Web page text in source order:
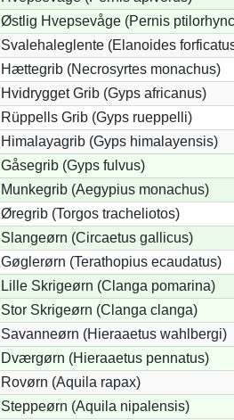
Østlig Hvepsevåge (Pernis
Svalehaleglente (Elanoides
Hættegrib (Necrosyrtes monachus)
Hvidrygget Grib (Gyps africanus)
Rüppells Grib (Gyps rueppelli)
Himalayagrib (Gyps himalayensis)
Gåsegrib (Gyps fulvus)
Munkegrib (Aegypius monachus)
Øregrib (Torgos tracheliotos)
Slangeørn (Circaetus gallicus)
Gøglerørn (Terathopius ecaudatus)
Lille Skrigeørn (Clanga pomarina)
Stor Skrigeørn (Clanga clanga)
Savanneørn (Hieraaetus wahlbergi)
Dværgørn (Hieraaetus pennatus)
Rovørn (Aquila rapax)
Steppeørn (Aquila nipalensis)